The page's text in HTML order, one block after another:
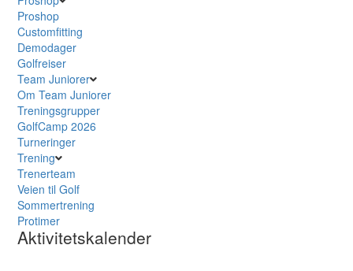
Proshop
Customfitting
Demodager
Golfreiser
Team Juniorer
Om Team Juniorer
Treningsgrupper
GolfCamp 2026
Turneringer
Trening
Trenerteam
Veien til Golf
Sommertrening
Protimer
Aktivitetskalender